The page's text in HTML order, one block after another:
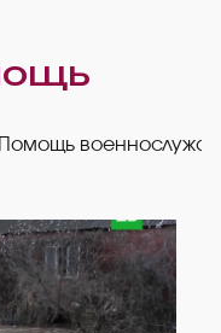
Помощь